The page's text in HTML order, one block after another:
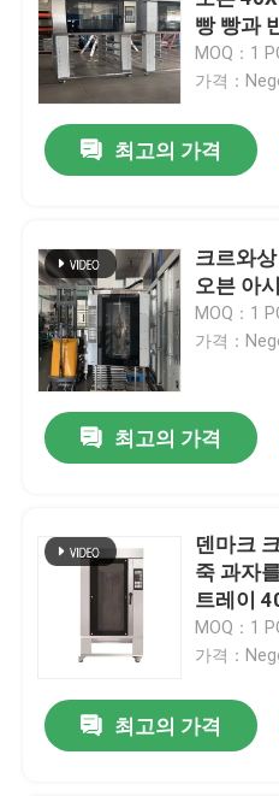
빵 빵과
MOQ：1
가격：
최고의 가격
크르와
오븐 아
MOQ：1
가격：
최고의 가격
덴마크
죽 과자
트레이
MOQ：1
가격：
최고의 가격